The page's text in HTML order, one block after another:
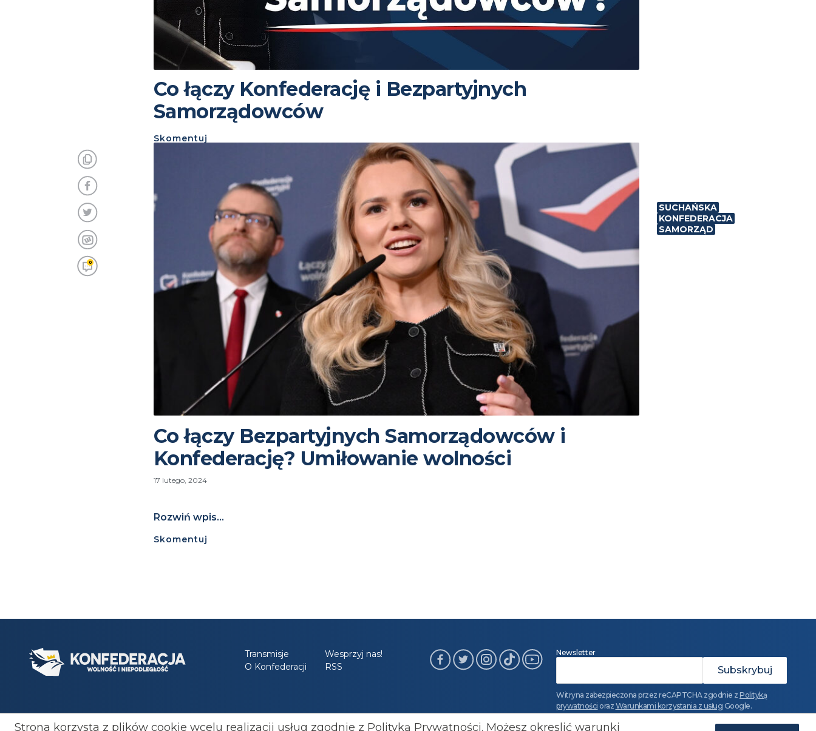
Co łączy Konfederację i Bezpartyjnych
Samorządowców
Skomentuj
Co łączy Bezpartyjnych Samorządowców i
Konfederację? Umiłowanie wolności
17 lutego, 2024
Rozwiń wpis...
Skomentuj
0
SUCHAŃSKA
KONFEDERACJA
SAMORZĄD
Transmisje
O Konfederacji
Wesprzyj nas!
RSS
Newsletter
Witryna zabezpieczona przez reCAPTCHA zgodnie z Polityką
prywatności oraz Warunkami korzystania z usług Google.
Strona korzysta z plików cookie wcelu realizacji usług zgodnie z Polityką Prywatności. Możesz okreslić warunki